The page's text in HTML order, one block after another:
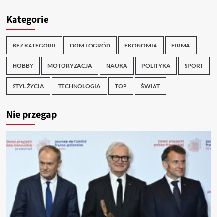
Kategorie
BEZ KATEGORII DOM I OGRÓD EKONOMIA FIRMA
HOBBY MOTORYZACJA NAUKA POLITYKA SPORT
STYL ŻYCIA TECHNOLOGIA TOP ŚWIAT
Nie przegap